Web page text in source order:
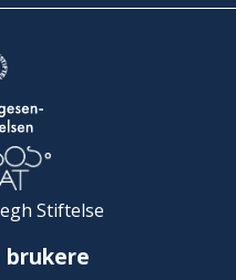
Stiftelse
brukere